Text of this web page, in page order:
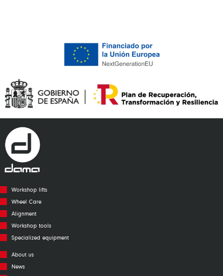
Workshop lifts
Wheel Care
Alignment
Workshop tools
Specialized equipment
About us
News